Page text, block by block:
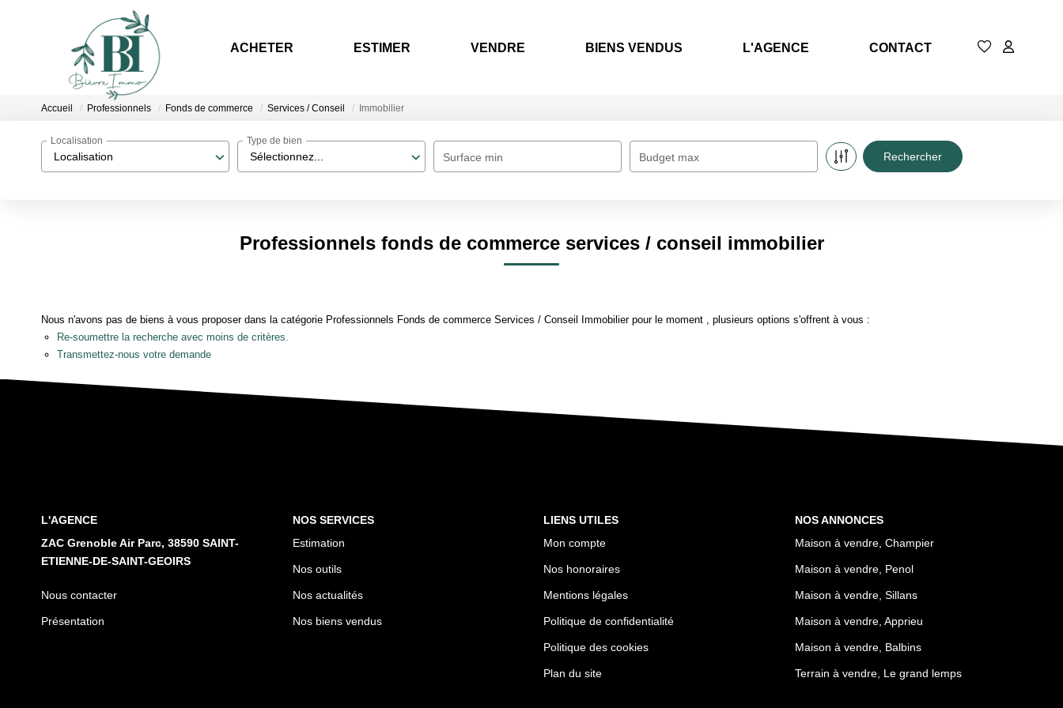
ACHETER ESTIMER VENDRE BIENS VENDUS L'AGENCE CONTACT
Accueil Professionnels Fonds de commerce Services / Conseil Immobilier
Localisation
Localisation
Sélectionnez...
Type de bien
Surface min Budget max
Professionnels fonds de commerce services / conseil immobilier
Nous n'avons pas de biens à vous proposer dans la catégorie Professionnels Fonds de commerce Services / Conseil Immobilier pour le moment , plusieurs options s'offrent à vous :
Re-soumettre la recherche avec moins de critères.
Transmettez-nous votre demande
L'AGENCE
ZAC Grenoble Air Parc, 38590 SAINT-
ETIENNE-DE-SAINT-GEOIRS
Nous contacter
Présentation
NOS SERVICES
Estimation
Nos outils
Nos actualités
Nos biens vendus
LIENS UTILES
Mon compte
Nos honoraires
Mentions légales
Politique de confidentialité
Politique des cookies
Plan du site
NOS ANNONCES
Maison à vendre, Champier
Maison à vendre, Penol
Maison à vendre, Sillans
Maison à vendre, Apprieu
Maison à vendre, Balbins
Terrain à vendre, Le grand lemps